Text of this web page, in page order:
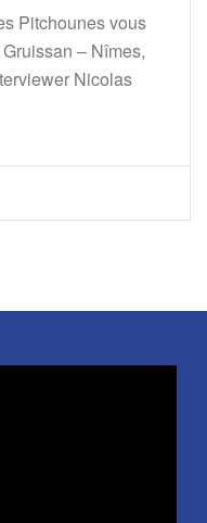
Pitchounes vous
– Nîmes,
Nicolas